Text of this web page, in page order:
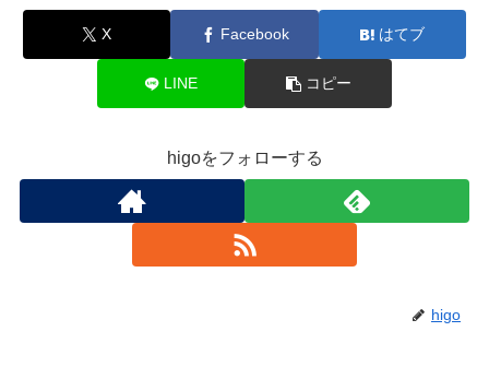
X Facebook はてブ
LINE コピー
higoをフォローする
higo